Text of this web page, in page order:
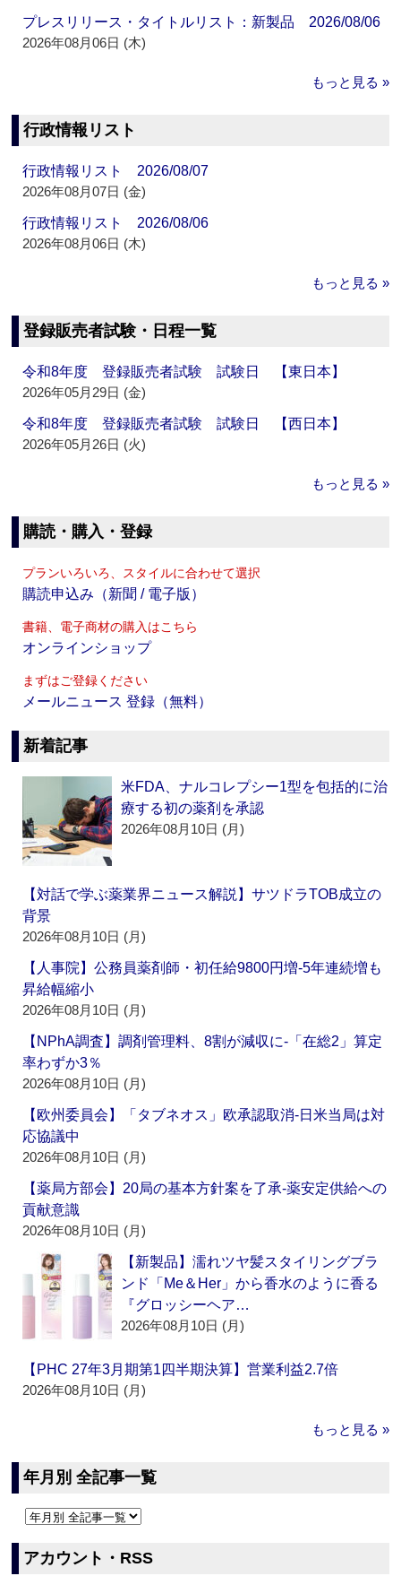
プレスリリース・タイトルリスト：新製品 2026/08/06
2026年08月06日 (木)
もっと見る »
行政情報リスト
行政情報リスト 2026/08/07
2026年08月07日 (金)
行政情報リスト 2026/08/06
2026年08月06日 (木)
もっと見る »
登録販売者試験・日程一覧
令和8年度 登録販売者試験 試験日 【東日本】
2026年05月29日 (金)
令和8年度 登録販売者試験 試験日 【西日本】
2026年05月26日 (火)
もっと見る »
購読・購入・登録
プランいろいろ、スタイルに合わせて選択
購読申込み（新聞 / 電子版）
書籍、電子商材の購入はこちら
オンラインショップ
まずはご登録ください
メールニュース 登録（無料）
新着記事
米FDA、ナルコレプシー1型を包括的に治
療する初の薬剤を承認
2026年08月10日 (月)
【対話で学ぶ薬業界ニュース解説】サツドラTOB成立の
背景
2026年08月10日 (月)
【人事院】公務員薬剤師・初任給9800円増‐5年連続増も
昇給幅縮小
2026年08月10日 (月)
【NPhA調査】調剤管理料、8割が減収に‐「在総2」算定
率わずか3％
2026年08月10日 (月)
【欧州委員会】「タブネオス」欧承認取消‐日米当局は対
応協議中
2026年08月10日 (月)
【薬局方部会】20局の基本方針案を了承‐薬安定供給への
貢献意識
2026年08月10日 (月)
【新製品】濡れツヤ髪スタイリングブラ
ンド「Me＆Her」から香水のように香る
『グロッシーヘア…
2026年08月10日 (月)
【PHC 27年3月期第1四半期決算】営業利益2.7倍
2026年08月10日 (月)
もっと見る »
年月別 全記事一覧
アカウント・RSS